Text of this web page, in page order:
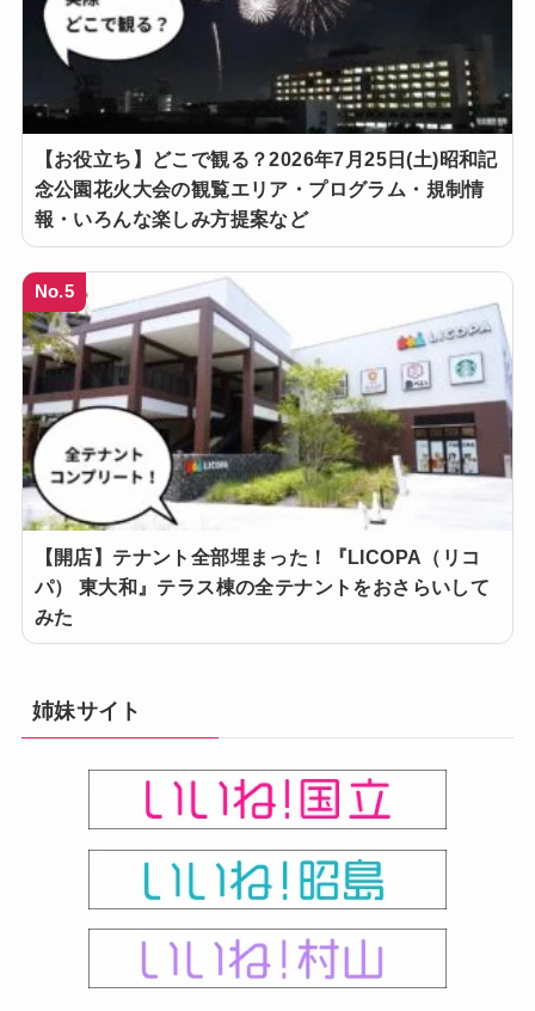
【お役立ち】どこで観る？2026年7月25日(土)昭和記
念公園花火大会の観覧エリア・プログラム・規制情
報・いろんな楽しみ方提案など
No.5
【開店】テナント全部埋まった！『LICOPA（リコ
パ） 東大和』テラス棟の全テナントをおさらいして
みた
姉妹サイト